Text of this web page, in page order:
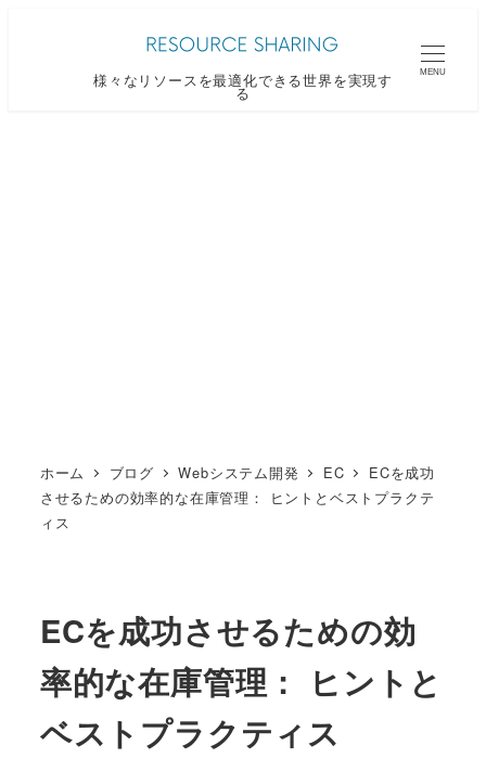
様々なリソースを最適化できる世界を実現す
る
MENU
ホーム ブログ Webシステム開発 EC
ECを成功
させるための効率的な在庫管理： ヒントとベストプラクテ
ィス
ECを成功させるための効
率的な在庫管理： ヒントと
ベストプラクティス